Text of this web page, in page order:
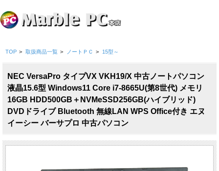
TOP > 取扱商品一覧 > ノートＰＣ > 15型～
NEC VersaPro タイプVX VKH19/X 中古ノートパソコン
液晶15.6型 Windows11 Core i7-8665U(第8世代) メモリ
16GB HDD500GB＋NVMeSSD256GB(ハイブリッド)
DVDドライブ Bluetooth 無線LAN WPS Office付き エヌ
イーシー バーサプロ 中古パソコン